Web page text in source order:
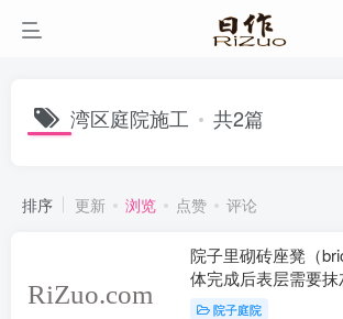
湾区庭院施工 共2篇
排序 更新 浏览 点赞 评论
院子里砌砖座凳（
体完成后表层需要
什么水泥？
院子庭院